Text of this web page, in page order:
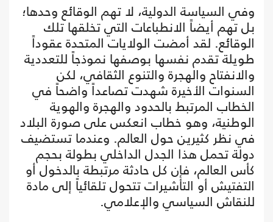
وفي السياسة الدولية، لا تهم الوقائع وحدها؛
بل تهم أيضاً الانطباعات التي تخلقها تلك
الوقائع. لقد أمضت الولايات المتحدة عقوداً
طويلة تقدم نفسها بوصفها نموذجاً للتعددية
والانفتاح والهجرة والتنوع الثقافي، لكن
السنوات الأخيرة شهدت تصاعداً واضحاً في
الخطاب المرتبط بالحدود والهجرة والهوية
الوطنية، وهو خطاب انعكس على صورة البلاد
في نظر كثيرين حول العالم. وعندما تستضيف
دولة تحمل هذا الجدل الداخلي بطولة بحجم
كأس العالم، فإن كل حادثة مرتبطة بالدخول أو
التفتيش أو التأشيرات تتحول تلقائياً إلى مادة
للنقاش السياسي والإعلامي.